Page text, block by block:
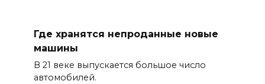
Где хранятся непроданные новые
машины
В 21 веке выпускается большое число
автомобилей.